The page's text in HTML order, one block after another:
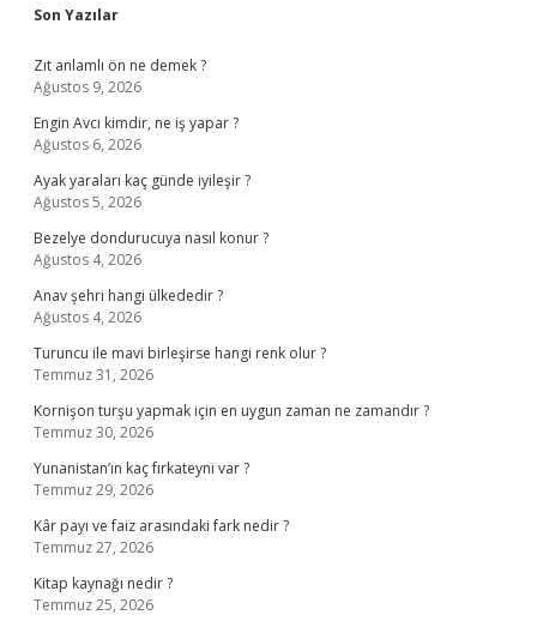
Sidebar
Son Yazılar
Zıt anlamlı ön ne demek ?
Ağustos 9, 2026
Engin Avcı kimdir, ne iş yapar ?
Ağustos 6, 2026
Ayak yaraları kaç günde iyileşir ?
Ağustos 5, 2026
Bezelye dondurucuya nasıl konur ?
Ağustos 4, 2026
Anav şehri hangi ülkededir ?
Ağustos 4, 2026
Turuncu ile mavi birleşirse hangi renk olur ?
Temmuz 31, 2026
Kornişon turşu yapmak için en uygun zaman ne zamandır ?
Temmuz 30, 2026
Yunanistan’ın kaç fırkateyni var ?
Temmuz 29, 2026
Kâr payı ve faiz arasındaki fark nedir ?
Temmuz 27, 2026
Kitap kaynağı nedir ?
Temmuz 25, 2026